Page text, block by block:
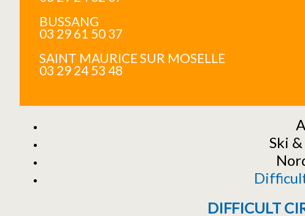
BUSSANG
03 29 61 50 37
SAINT MAURICE SUR MOSELLE
03 29 24 53 48
Ski
DIFFICULT